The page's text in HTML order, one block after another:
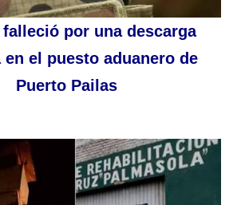
por una descarga
el puesto aduanero de
Puerto Pailas